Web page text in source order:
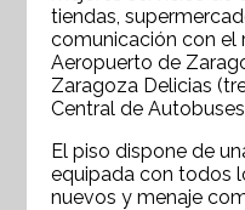
tiendas,
comunicación con el
Aeropuerto de
Zaragoza Delicias
Central de
El piso dispone de
equipada con todos
nuevos y menaje